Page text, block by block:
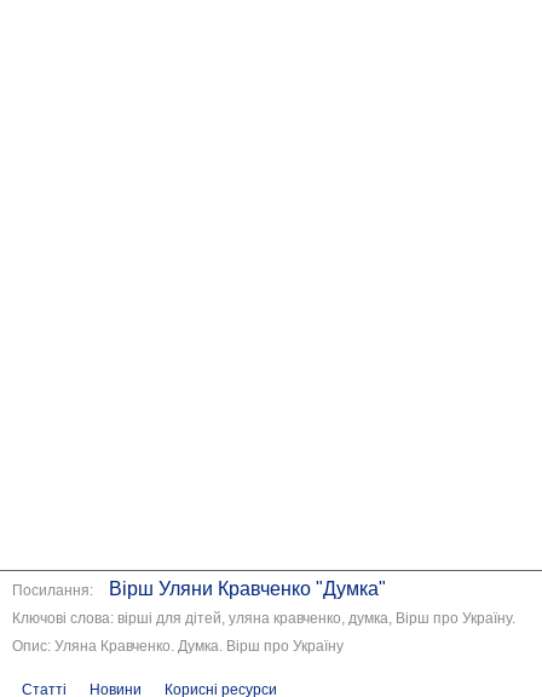
Посилання: Вірш Уляни Кравченко "Думка"
Ключові слова: вірші для дітей, уляна кравченко, думка, Вірш про Україну.
Опис: Уляна Кравченко. Думка. Вірш про Україну
Статті Новини Корисні ресурси